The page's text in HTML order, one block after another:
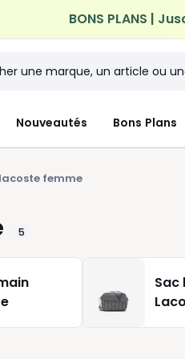
de la livraison à
Nouveautés Bons Plans
femme
5
Sac